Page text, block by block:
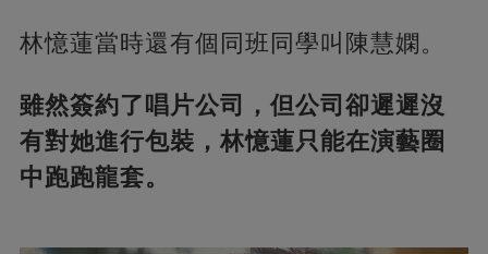
林憶蓮當時還有個同班同學叫陳慧嫻。
雖然簽約了唱片公司，但公司卻遲遲沒
有對她進行包裝，林憶蓮只能在演藝圈
中跑跑龍套。